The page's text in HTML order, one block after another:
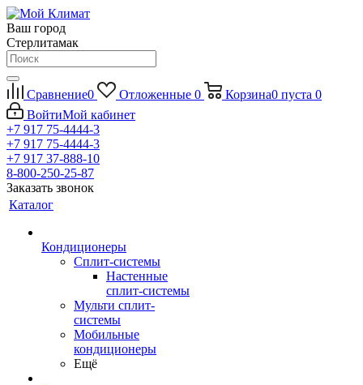
Ваш город
Стерлитамак
Сравнение0 Отложенные 0 Корзина0 пуста 0
ВойтиМой кабинет
+7 917 75-4444-3
+7 917 75-4444-3
+7 917 37-888-10
8-800-250-25-87
Заказать звонок
Каталог
Кондиционеры
Сплит-системы
Настенные
сплит-системы
Мульти сплит-
системы
Мобильные
кондиционеры
Ещё